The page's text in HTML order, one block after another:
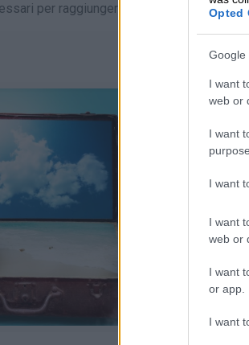
Opted
Google
I want
web or
I want
I want
I want
web or
I want
or app.
I want
per raggiungere dal proprio
Leggi tutto